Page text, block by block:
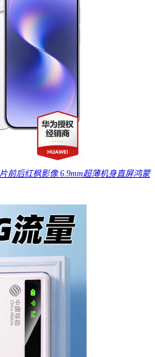
前后红枫影像 6.9mm超薄机身直屏鸿蒙